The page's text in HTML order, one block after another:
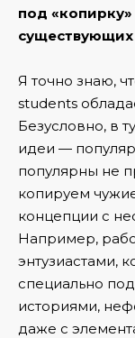
под
Я точно знаю,
students
Безусловно, в
идеи —
популярны не
копируем
концепции с
Например,
энтузиастами,
специально
историями,
даже с